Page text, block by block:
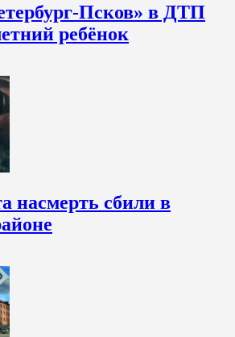
Псков» в ДТП
ребёнок
насмерть сбили в